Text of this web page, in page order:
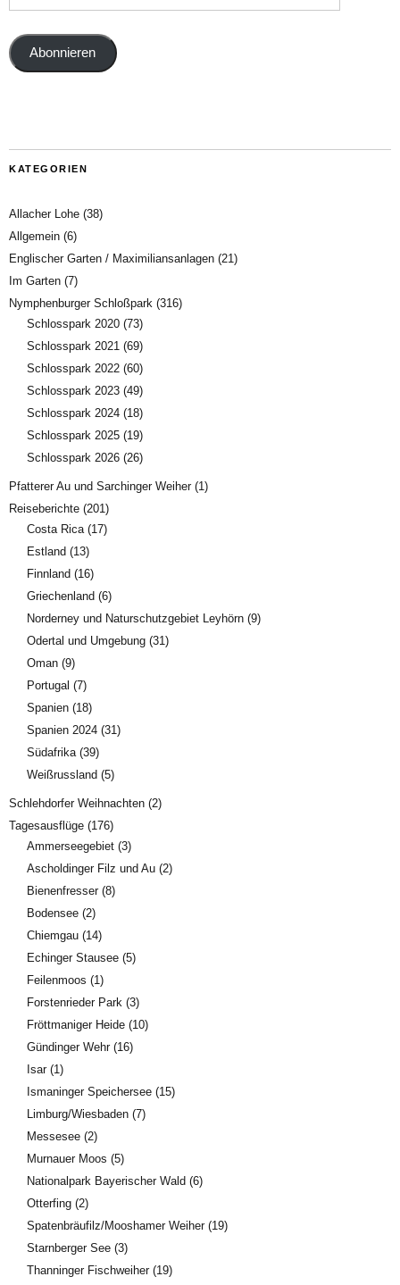
Abonnieren
KATEGORIEN
Allacher Lohe (38)
Allgemein (6)
Englischer Garten / Maximiliansanlagen (21)
Im Garten (7)
Nymphenburger Schloßpark (316)
Schlosspark 2020 (73)
Schlosspark 2021 (69)
Schlosspark 2022 (60)
Schlosspark 2023 (49)
Schlosspark 2024 (18)
Schlosspark 2025 (19)
Schlosspark 2026 (26)
Pfatterer Au und Sarchinger Weiher(1)
Reiseberichte (201)
Costa Rica(17)
Estland (13)
Finnland (16)
Griechenland (6)
Norderney und Naturschutzgebiet Leyhörn (9)
Odertal und Umgebung (31)
Oman (9)
Portugal (7)
Spanien (18)
Spanien 2024 (31)
Südafrika(39)
Weißrussland (5)
Schlehdorfer Weihnachten (2)
Tagesausflüge (176)
Ammerseegebiet (3)
Ascholdinger Filz und Au (2)
Bienenfresser(8)
Bodensee (2)
Chiemgau (14)
Echinger Stausee (5)
Feilenmoos (1)
Forstenrieder Park (3)
Fröttmaniger Heide (10)
Gündinger Wehr(16)
Isar(1)
Ismaninger Speichersee (15)
Limburg/Wiesbaden (7)
Messesee (2)
Murnauer Moos (5)
Nationalpark Bayerischer Wald (6)
Otterfing (2)
Spatenbräufilz/Mooshamer Weiher(19)
Starnberger See (3)
Thanninger Fischweiher(19)